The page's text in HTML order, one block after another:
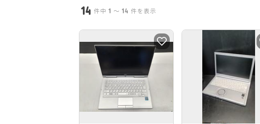
14 件中 1 〜 14 件を表示